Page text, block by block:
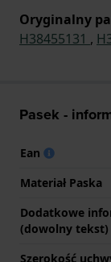
Oryginalny
H38455131 ,
Pasek -
Ean
Materiał Paska
Dodatkowe
(dowolny tekst)
Szerokość